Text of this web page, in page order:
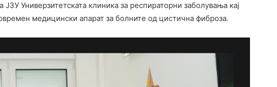
Универзитетската клиника за респираторни заболувања кај
медицински апарат за болните од цистична фиброза.